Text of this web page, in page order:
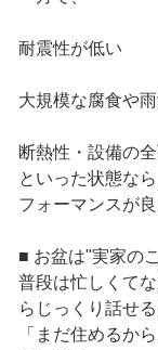
耐震性が低い
大規模な腐食や雨
断熱性・設備の
といった状態な
フォーマンスが
■ お盆は"実家の
普段は忙しくて
らじっくり話せる
「まだ住めるか